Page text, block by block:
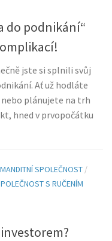
do podnikání“
jste si splnili svůj
Ať už hodláte
plánujete na trh
hned v prvopočátku
SPOLEČNOST /
S RUČENÍM